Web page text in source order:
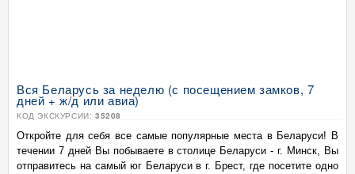
Вся Беларусь за неделю (с посещением замков, 7
дней + ж/д или авиа)
КОД ЭКСКУРСИИ: 35208
Откройте для себя все самые популярные места в Беларуси! В
течении 7 дней Вы побываете в столице Беларуси - г. Минск, Вы
отправитесь на самый юг Беларуси в г. Брест, где посетите одно